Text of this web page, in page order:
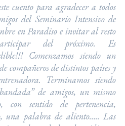
cuento para agradecer a todos
del Seminario Intensivo de
en Paradiso e invitar al resto
del próximo. Es
Comenzamos siendo un
compañeros de distintos países y
Terminamos siendo
de amigos, un mismo
con sentido de pertenencia,
una palabra de aliento….. Las